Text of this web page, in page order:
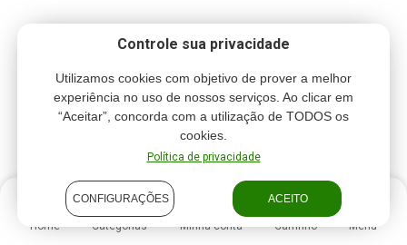
Controle sua privacidade
Utilizamos cookies com objetivo de prover a melhor
experiência no uso de nossos serviços. Ao clicar em
“Aceitar”, concorda com a utilização de TODOS os
cookies.
Política de privacidade
CONFIGURAÇÕES ACEITO
Home Categorias Minha conta Carrinho Menu